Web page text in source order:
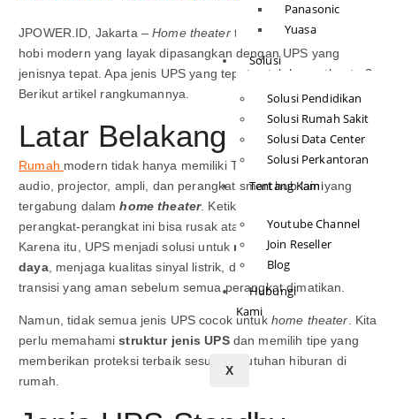
Panasonic
Yuasa
Solusi
Solusi Pendidikan
Solusi Rumah Sakit
Solusi Data Center
Solusi Perkantoran
Tentang Kami
Youtube Channel
Join Reseller
Blog
Hubungi
Kami
X
JPOWER.ID, Jakarta –Home theatertentu menjadi salah satu
hobi modern yang layak dipasangkan dengan UPS yang
jenisnya tepat. Apa jenis UPS yang tepat untuk home theater?
Berikut artikel rangkumannya.
Latar Belakang
Rumah modern tidak hanya memiliki TV, tetapi juga sistem
audio, projector, ampli, dan perangkat smart hub lain yang
tergabung dalamhome theater. Ketika listrik padam,
perangkat-perangkat ini bisa rusak atau mati mendadak.
Karena itu, UPS menjadi solusi untuk melindungi sistem
daya, menjaga kualitas sinyal listrik, dan memberi waktu
transisi yang aman sebelum semua perangkat dimatikan.
Namun, tidak semua jenis UPS cocok untuk home theater . Kita
perlu memahamistruktur jenis UPSdan memilih tipe yang
memberikan proteksi terbaik sesuai kebutuhan hiburan di
rumah.